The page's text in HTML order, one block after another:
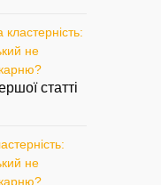
кластерність:
не
статті
не